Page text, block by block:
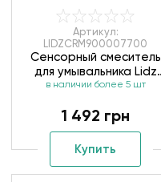
Артикул:
LIDZCRM900007700
Сенсорный смеситель
для умывальника Lidz
LIDZCRM900007700
в наличии более 5 шт
1 492 грн
Купить